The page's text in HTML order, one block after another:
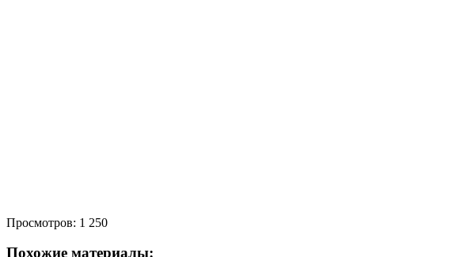
Просмотров: 1 250
Похожие материалы: